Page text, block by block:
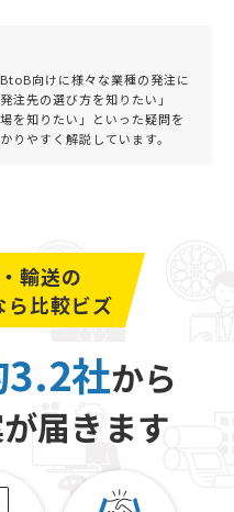
向けに様々な業種の発注に
注先の選び方を知りたい」
を知りたい」といった疑問を
りやすく解説しています。
輸送の
ら比較ビズ
3.2社から
届きます